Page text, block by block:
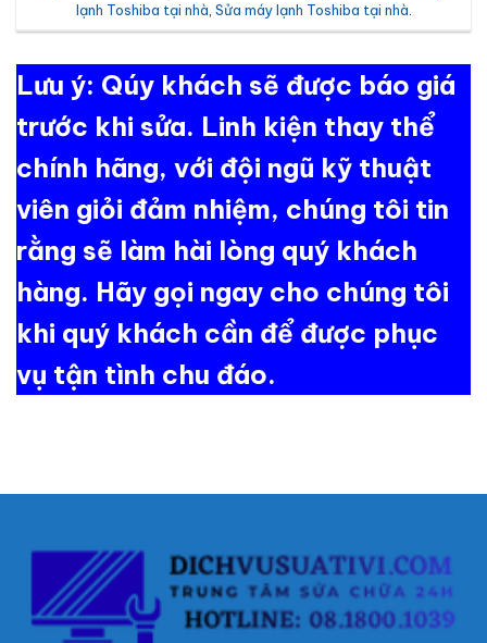
lạnh Toshiba tại nhà, Sửa máy lạnh Toshiba tại nhà.
Lưu ý: Qúy khách sẽ được báo giá
trước khi sửa. Linh kiện thay thể
chính hãng, với đội ngũ kỹ thuật
viên giỏi đảm nhiệm, chúng tôi tin
rằng sẽ làm hài lòng quý khách
hàng. Hãy gọi ngay cho chúng tôi
khi quý khách cần để được phục
vụ tận tình chu đáo.